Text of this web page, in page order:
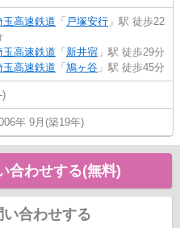
玉高速鉄道 「 戸塚安行 」駅 徒歩22
玉高速鉄道 「 新井宿 」駅 徒歩29分
玉高速鉄道 「 鳩ヶ谷 」駅 徒歩45分
)
年 9月(築19年)
合わせする(無料)
い合わせする